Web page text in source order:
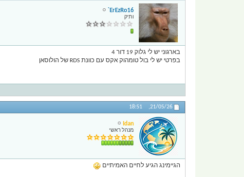
ErEzRo16`
ותיק
בארגוני יש לי גלוק 19 דור 4
בפרטי יש לי בול טומהוק אקס עם כוונת RDS של הולוסאן
21/05/26,
18:51
Idan
מנהל ראשי
הגיימינג הגיע לחיים האמיתיים